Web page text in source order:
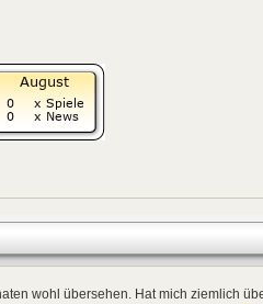
wohl übersehen. Hat mich ziemlich